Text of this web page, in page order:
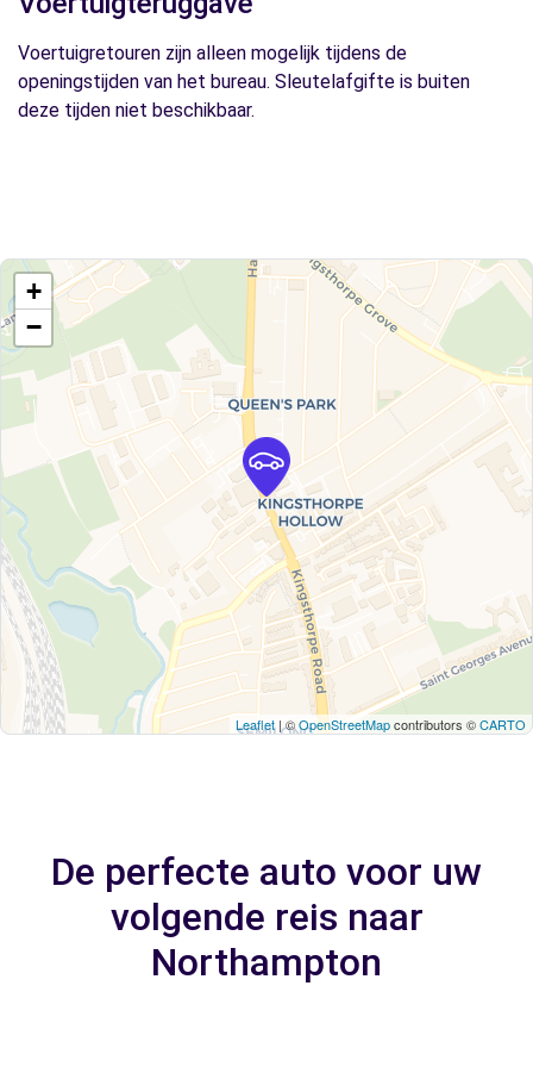
Voertuigretouren zijn alleen mogelijk tijdens de
openingstijden van het bureau. Sleutelafgifte is buiten
deze tijden niet beschikbaar.
+
−
Leaflet| ©OpenStreetMapcontributors ©CARTO
De perfecte auto voor uw
volgende reis naar
Northampton